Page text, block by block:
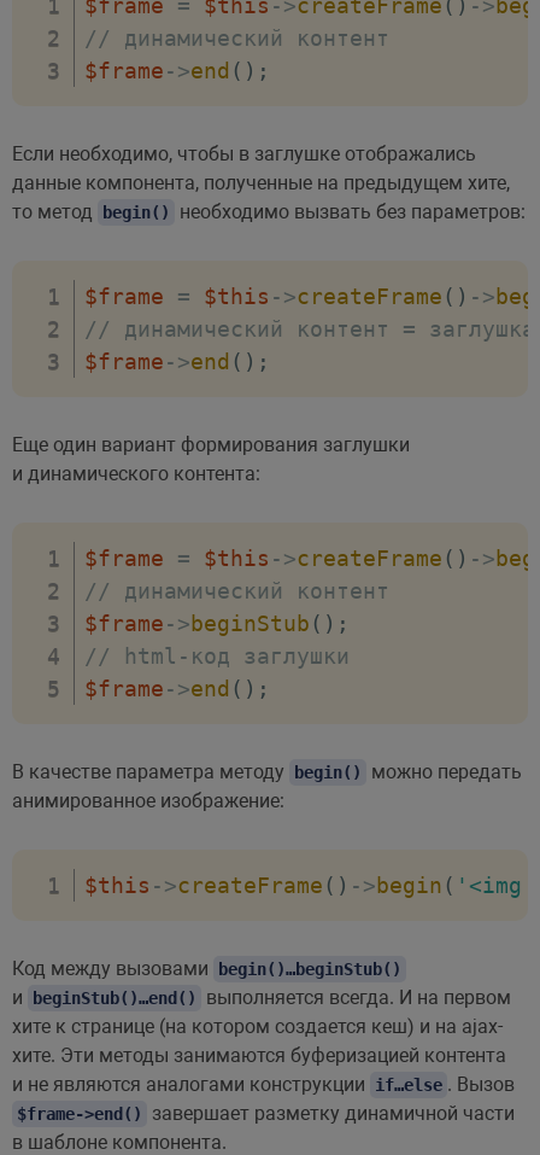
// динамический контент
$frame->end ( ) ;
Если необходимо, чтобы в заглушке отображались
данные компонента, полученные на предыдущем хите,
то метод
begin() необходимо вызвать без параметров:
$frame = $this ->createFrame ( ) ->
// динамический контент = заглушка
$frame->end ( ) ;
Еще один вариант формирования заглушки
и динамического контента:
$frame = $this ->createFrame ( ) ->
// динамический контент
$frame->beginStub ( ) ;
// html-код заглушки
$frame->end ( ) ;
В качестве параметра методу begin()
можно передать
анимированное изображение:
$this ->createFrame ( ) ->begin (
Код между вызовами begin()…beginStub()
и beginStub()…end()
выполняется всегда. И на первом
хите к странице (на котором создается кеш) и на ajax-
хите. Эти методы занимаются буферизацией контента
и не являются аналогами конструкции
if…else . Вызов
$frame->end()
завершает разметку динамичной части
в шаблоне компонента.